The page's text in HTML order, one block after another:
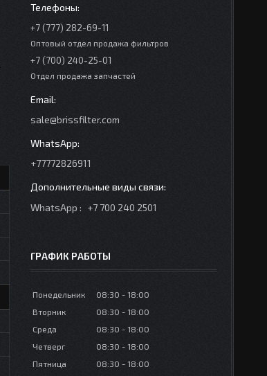
+7 (777) 282-69-11
Оптовый отдел продажа фильтров
+7 (700) 240-25-01
Отдел продажа запчастей
sale@brissfilter.com
+77772826911
WhatsApp +7 700 240 2501
ГРАФИК РАБОТЫ
Понедельник 08:30
18:00
Вторник
08:30
18:00
Среда
08:30
18:00
Четверг
08:30
18:00
Пятница
08:30 18:00